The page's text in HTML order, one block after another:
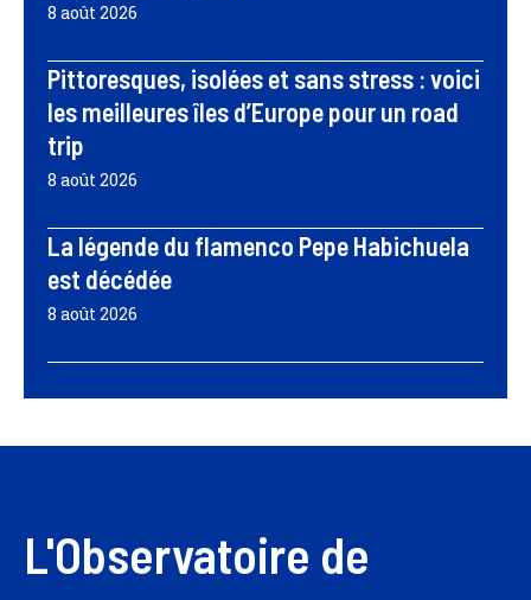
8 août 2026
Pittoresques, isolées et sans stress : voici
les meilleures îles d’Europe pour un road
trip
8 août 2026
La légende du flamenco Pepe Habichuela
est décédée
8 août 2026
L'Observatoire de